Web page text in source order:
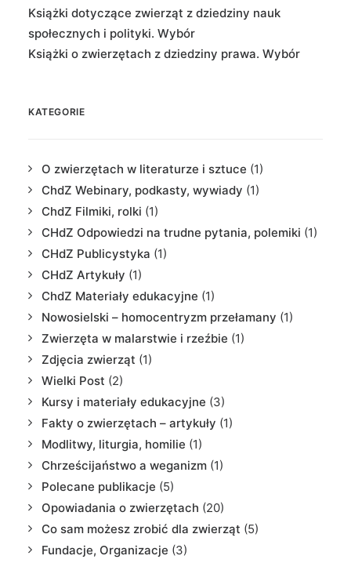
Książki dotyczące zwierząt z dziedziny nauk
społecznych i polityki. Wybór
Książki o zwierzętach z dziedziny prawa. Wybór
KATEGORIE
O zwierzętach w literaturze i sztuce (1)
ChdZ Webinary, podkasty, wywiady (1)
ChdZ Filmiki, rolki (1)
CHdZ Odpowiedzi na trudne pytania, polemiki (1)
CHdZ Publicystyka (1)
CHdZ Artykuły (1)
ChdZ Materiały edukacyjne (1)
Nowosielski – homocentryzm przełamany (1)
Zwierzęta w malarstwie i rzeźbie (1)
Zdjęcia zwierząt (1)
Wielki Post (2)
Kursy i materiały edukacyjne (3)
Fakty o zwierzętach – artykuły (1)
Modlitwy, liturgia, homilie (1)
Chrześcijaństwo a weganizm (1)
Polecane publikacje (5)
Opowiadania o zwierzętach (20)
Co sam możesz zrobić dla zwierząt (5)
Fundacje, Organizacje (3)